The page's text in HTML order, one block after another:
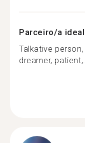
Parceiro/a
Talkative
dreamer,